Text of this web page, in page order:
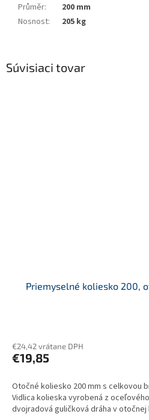
Súvisiaci tovar
Priemyselné koliesko 200,
€24,42 vrátane DPH
€19,85
Otočné koliesko 200 mm s celkovou
Vidlica kolieska vyrobená z
dvojradová guličková dráha v otočnej
Průměr:
200 mm
Nosnost: 205 kg